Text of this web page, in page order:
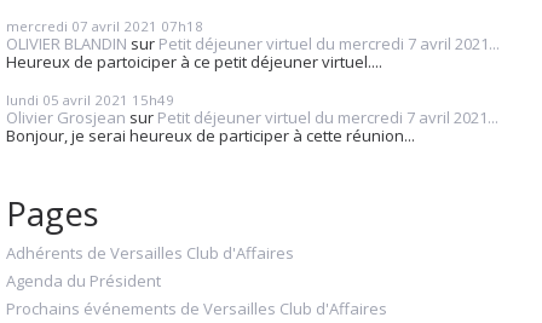
mercredi 07 avril 2021 07h18
OLIVIER BLANDIN sur Petit déjeuner virtuel du mercredi 7 avril 2021...
Heureux de partoiciper à ce petit déjeuner virtuel....
lundi 05 avril 2021 15h49
Olivier Grosjean sur Petit déjeuner virtuel du mercredi 7 avril 2021...
Bonjour, je serai heureux de participer à cette réunion...
Pages
Adhérents de Versailles Club d'Affaires
Agenda du Président
Prochains événements de Versailles Club d'Affaires